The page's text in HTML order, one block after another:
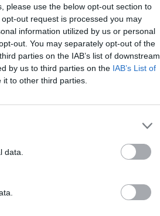
please use the below opt-out section to
out request is processed you may
information utilized by us or personal
out. You may separately opt-out of the
parties on the IAB’s list of downstream
by us to third parties on the IAB’s List of
to other third parties.
data.
που δεν
όλα αυτά ο
δύο άνθρωποι που,
της.
Σιάπκα κατάφερε να
Πανεπιστημίου
θεωρητικής
και την
στο King’s College
Λέουβεν στο